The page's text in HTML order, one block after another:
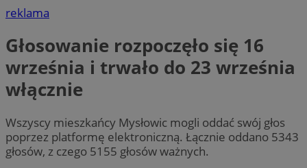
reklama
Głosowanie rozpoczęło się 16
września i trwało do 23 września
włącznie
Wszyscy mieszkańcy Mysłowic mogli oddać swój głos
poprzez platformę elektroniczną. Łącznie oddano 5343
głosów, z czego 5155 głosów ważnych.